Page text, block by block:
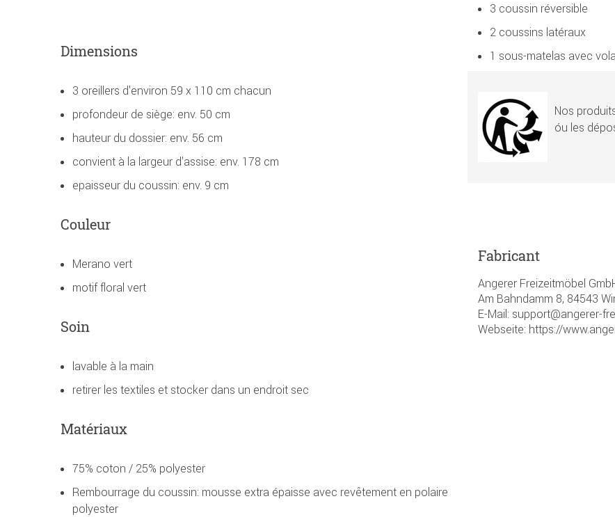
Dimensions
3 oreillers d'environ 59 x 110 cm chacun
profondeur de siège: env. 50 cm
hauteur du dossier: env. 56 cm
convient à la largeur d'assise: env. 178 cm
epaisseur du coussin: env. 9 cm
Couleur
Merano vert
motif floral vert
Soin
lavable à la main
retirer les textiles et stocker dans un endroit sec
Matériaux
75% coton / 25% polyester
Rembourrage du coussin: mousse extra épaisse avec revêtement en polaire
polyester
3 coussin réversible
2 coussins latéraux
1 sous-matelas avec
Nos
óu les
Fabricant
Angerer Freizeitmöbel
Am Bahndamm 8, 84543
E-Mail: support@angerer-
Webseite: https://